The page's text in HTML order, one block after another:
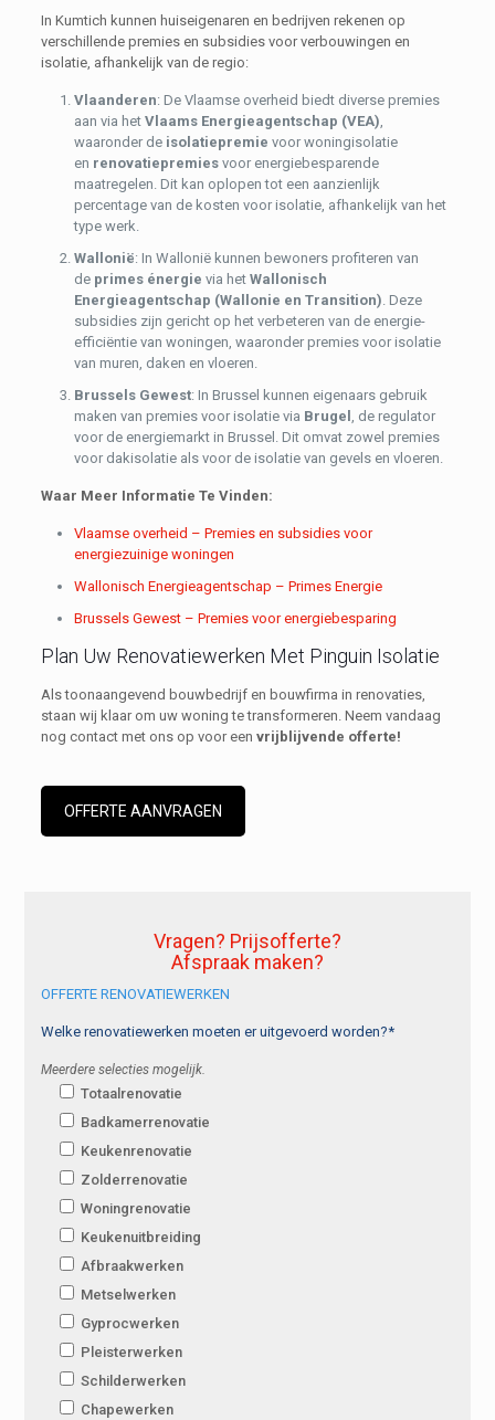
In Kumtich kunnen huiseigenaren en bedrijven rekenen op
verschillende premies en subsidies voor verbouwingen en
isolatie, afhankelijk van de regio:
Vlaanderen: De Vlaamse overheid biedt diverse premies
aan via het Vlaams Energieagentschap (VEA),
waaronder de isolatiepremie voor woningisolatie
en renovatiepremiesvoor energiebesparende
maatregelen. Dit kan oplopen tot een aanzienlijk
percentage van de kosten voor isolatie, afhankelijk van het
type werk.
Wallonië: In Wallonië kunnen bewoners profiteren van
de primes énergie via het Wallonisch
Energieagentschap (Wallonie en Transition). Deze
subsidies zijn gericht op het verbeteren van de energie-
efficiëntie van woningen, waaronder premies voor isolatie
van muren, daken en vloeren.
Brussels Gewest: In Brussel kunnen eigenaars gebruik
maken van premies voor isolatie via Brugel , de regulator
voor de energiemarkt in Brussel. Dit omvat zowel premies
voor dakisolatie als voor de isolatie van gevels en vloeren.
Waar Meer Informatie Te Vinden:
Vlaamse overheid – Premies en subsidies voor
energiezuinige woningen
Wallonisch Energieagentschap – Primes Energie
Brussels Gewest – Premies voor energiebesparing
Plan Uw Renovatiewerken Met Pinguin Isolatie
Als toonaangevend bouwbedrijf en bouwfirma in renovaties,
staan wij klaar om uw woning te transformeren. Neem vandaag
nog contact met ons op voor een vrijblijvende offerte!
OFFERTE AANVRAGEN
Vragen? Prijsofferte?
Afspraak maken?
OFFERTE RENOVATIEWERKEN
Welke renovatiewerken moeten er uitgevoerd worden?*
Meerdere selecties mogelijk.
Totaalrenovatie
Badkamerrenovatie
Keukenrenovatie
Zolderrenovatie
Woningrenovatie
Keukenuitbreiding
Afbraakwerken
Metselwerken
Gyprocwerken
Pleisterwerken
Schilderwerken
Chapewerken